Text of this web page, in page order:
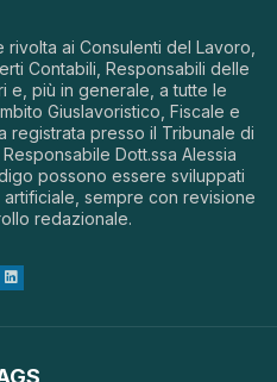
ai Consulenti del Lavoro,
Contabili, Responsabili delle
e, più in generale, a tutte le
Giuslavoristico, Fiscale e
registrata presso il Tribunale di
Dott.ssa Alessia
possono essere sviluppati
sempre con revisione
redazionale.